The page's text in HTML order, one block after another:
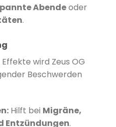
Abendeoder
.
wird Zeus OG
Beschwerden
Hilft bei Migräne,
Entzündungen.